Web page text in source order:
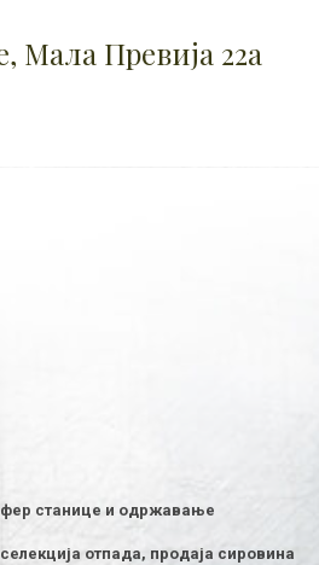
Мала Превија 22а
станице и одржавање
отпада, продаја сировина